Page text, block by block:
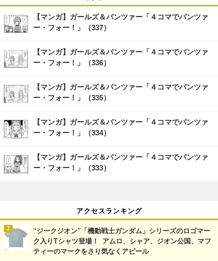
【マンガ】ガールズ＆パンツァー「４コマでパンツァ
ー・フォー！」（337）
【マンガ】ガールズ＆パンツァー「４コマでパンツァ
ー・フォー！」（336）
【マンガ】ガールズ＆パンツァー「４コマでパンツァ
ー・フォー！」（335）
【マンガ】ガールズ＆パンツァー「４コマでパンツァ
ー・フォー！」（334）
【マンガ】ガールズ＆パンツァー「４コマでパンツァ
ー・フォー！」（333）
アクセスランキング
“ジークジオン”「機動戦士ガンダム」シリーズのロゴマー
ク入りTシャツ登場！ アムロ、シャア、ジオン公国、マフ
ティーのマークをさり気なくアピール